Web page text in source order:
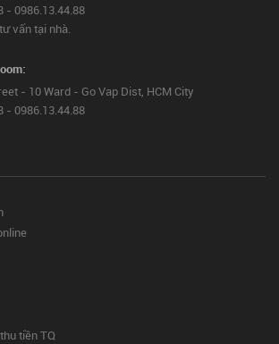
- 0986.13.44.88
vấn tại nhà.
- 10 Ward - Go Vap Dist, HCM City
- 0986.13.44.88
tiền TQ